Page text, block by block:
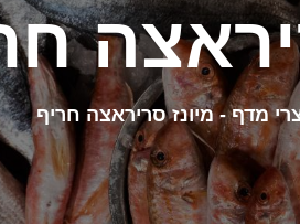
מדף-מיונז סריראצה חריף